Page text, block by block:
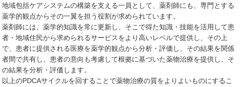
地域包括ケアシステムの構築を支える一員として、薬剤師にも、専門とする
薬学的観点からその一翼を担う役割が求められています。
薬剤師には、薬学的知識を常に更新し、そこで得た知識・技能を活用して患
者・地域住民から求められるサービスをより高いレベルで提供し、その上
で、患者に提供される医療を薬学的観点から分析・評価し、その結果を関係
者間で共有し、患者の意向も考慮して根拠に基づいた薬物治療を提供し、そ
の結果を分析・評価します。
以上のPDCAサイクルを回することで薬物治療の質をよりよいものにするこ